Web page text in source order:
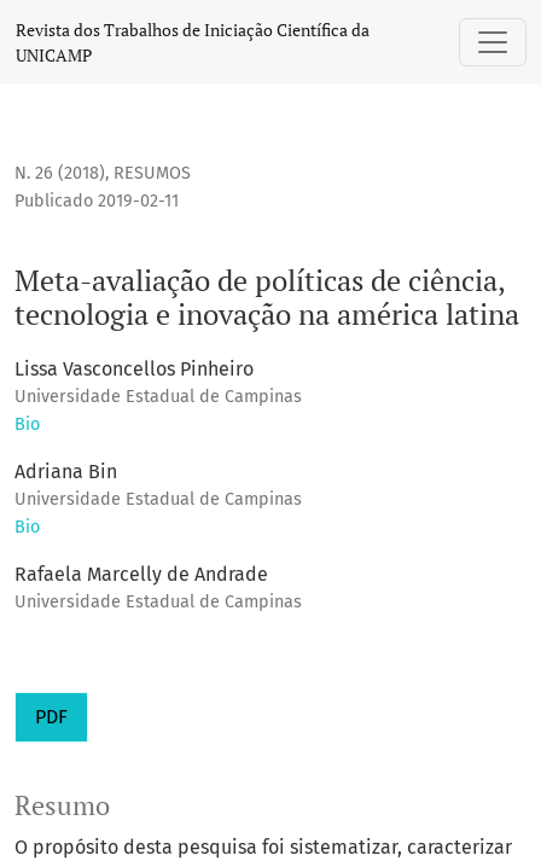
Meta-avaliação de políticas de ciência, tecnologia e
Revista dos Trabalhos de Iniciação Científica da
UNICAMP
N. 26 (2018), RESUMOS
Meta-avaliação de políticas de ciência,
tecnologia e inovação na américa latina
Publicado 2019-02-11
Lissa Vasconcellos Pinheiro
Universidade Estadual de Campinas
Bio
Adriana Bin
Universidade Estadual de Campinas
Bio
Rafaela Marcelly de Andrade
Universidade Estadual de Campinas
PDF
Resumo
O propósito desta pesquisa foi sistematizar, caracterizar